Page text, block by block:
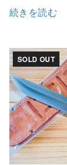
続きを読む
SOLD OUT